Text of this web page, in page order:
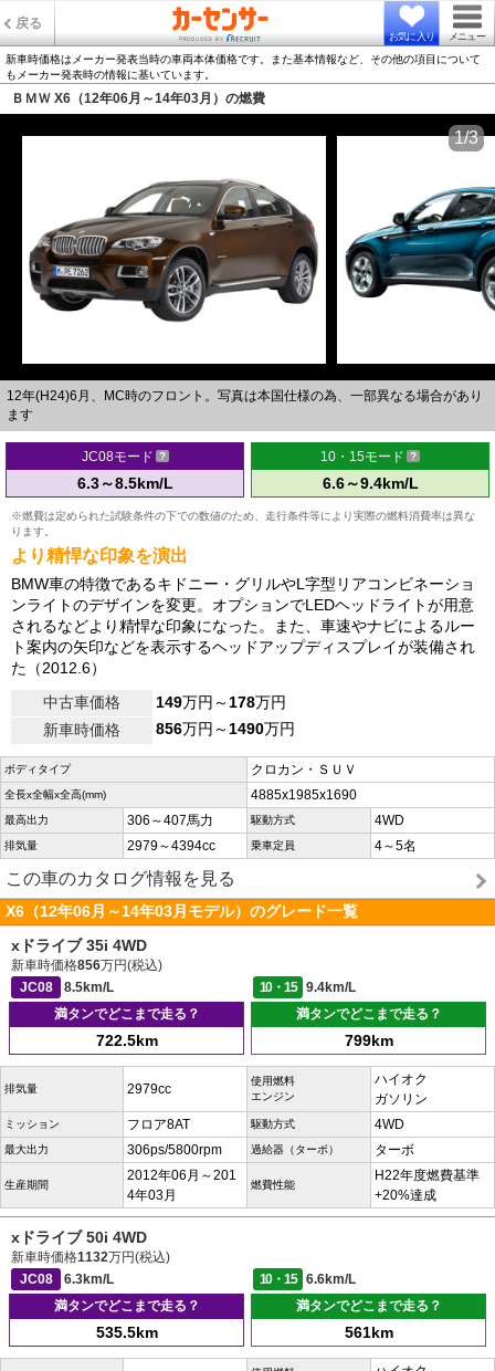
戻る
お気に入り メニュー
新車時価格はメーカー発表当時の車両本体価格です。また基本情報など、その他の項目について
もメーカー発表時の情報に基いています。
ＢＭＷ X6（12年06月～14年03月）の燃費
12年(H24)6月、MC時のフロント。写真は本国仕様の為、一部異なる場合があり
ます
1/3
JC08モード
6.3～8.5km/L
10・15モード
6.6～9.4km/L
※燃費は定められた試験条件の下での数値のため、走行条件等により実際の燃料消費率は異な
ります。
より精悍な印象を演出
BMW車の特徴であるキドニー・グリルやL字型リアコンビネーショ
ンライトのデザインを変更。オプションでLEDヘッドライトが用意
されるなどより精悍な印象になった。また、車速やナビによるルー
ト案内の矢印などを表示するヘッドアップディスプレイが装備され
た（2012.6）
中古車価格
149万円～178万円
新車時価格
856万円～1490万円
ボディタイプ クロカン・ＳＵＶ
全長x全幅x全高(mm) 4885x1985x1690
最高出力 306～407馬力 駆動方式 4WD
排気量 2979～4394cc 乗車定員 4～5名
この車のカタログ情報を見る
X6（12年06月～14年03月モデル）のグレード一覧
xドライブ 35i 4WD
新車時価格856万円(税込)
JC08
8.5km/L 10・15
9.4km/L
満タンでどこまで走る？
722.5km
満タンでどこまで走る？
799km
排気量 2979cc
使用燃料
エンジン
ハイオク
ガソリン
ミッション フロア8AT 駆動方式 4WD
最大出力 306ps/5800rpm 過給器（ターボ） ターボ
生産期間
2012年06月～201
4年03月
燃費性能
H22年度燃費基準
+20%達成
xドライブ 50i 4WD
新車時価格1132万円(税込)
JC08
6.3km/L 10・15
6.6km/L
満タンでどこまで走る？
535.5km
満タンでどこまで走る？
561km